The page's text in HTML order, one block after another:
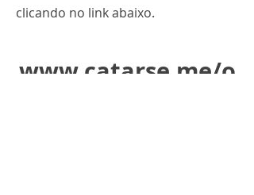
clicando no link abaixo.
www.catarse.me/o